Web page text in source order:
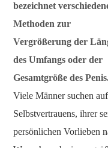
bezeichnet
Methoden zur
Vergrößerung der
des Umfangs oder der
Gesamtgröße des
Viele Männer suchen
Selbstvertrauens, ihrer
persönlichen Vorlieben